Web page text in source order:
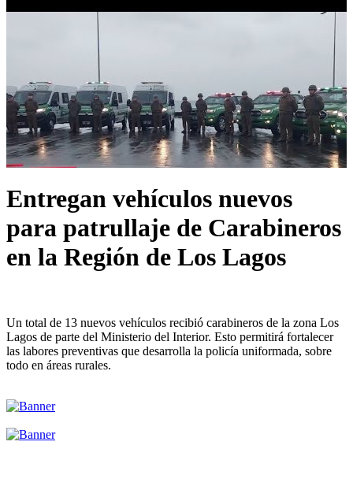
Entregan vehículos nuevos
para patrullaje de Carabineros
en la Región de Los Lagos
Un total de 13 nuevos vehículos recibió carabineros de la zona Los
Lagos de parte del Ministerio del Interior. Esto permitirá fortalecer
las labores preventivas que desarrolla la policía uniformada, sobre
todo en áreas rurales.